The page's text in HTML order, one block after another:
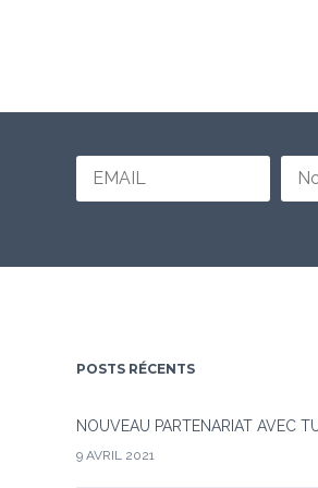
POSTS RÉCENTS
NOUVEAU PARTENARIAT AVEC
9 AVRIL 2021